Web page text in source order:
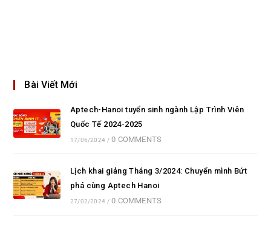
Bài Viết Mới
Aptech-Hanoi tuyển sinh ngành Lập Trình Viên
Quốc Tế 2024-2025
17/06/2024 / 0 COMMENTS
Lịch khai giảng Tháng 3/2024: Chuyển mình Bứt
phá cùng Aptech Hanoi
27/02/2024 / 0 COMMENTS